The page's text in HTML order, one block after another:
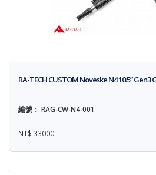
RA-TECH CUSTOM Noveske N4 10.5” Gen3
編號： RAG-CW-N4-001
NT$ 33000